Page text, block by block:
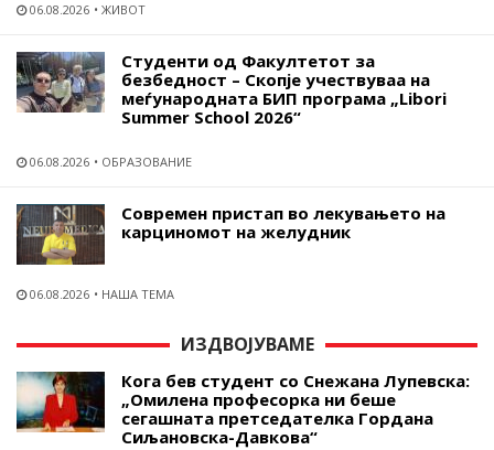
06.08.2026 ЖИВОТ
Студенти од Факултетот за
безбедност – Скопје учествуваа на
меѓународната БИП програма „Libori
Summer School 2026“
06.08.2026 ОБРАЗОВАНИЕ
Современ пристап во лекувањето на
карциномот на желудник
06.08.2026 НАША ТЕМА
ИЗДВОЈУВАМЕ
Кога бев студент со Снежана Лупевска:
„Омилена професорка ни беше
сегашната претседателка Гордана
Сиљановска-Давкова“